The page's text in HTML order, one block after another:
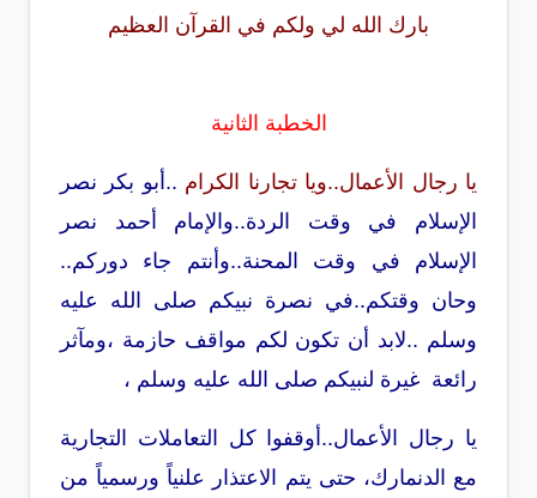
بارك الله لي ولكم في القرآن العظيم
الخطبة الثانية
يا رجال الأعمال..ويا تجارنا الكرام ..أبو بكر نصر
الإسلام في وقت الردة..والإمام أحمد نصر
الإسلام في وقت المحنة..وأنتم جاء دوركم..
وحان وقتكم..في نصرة نبيكم صلى الله عليه
وسلم ..لابد أن تكون لكم مواقف حازمة ،ومآثر
رائعة غيرة لنبيكم صلى الله عليه وسلم ،
يا رجال الأعمال..أوقفوا كل التعاملات التجارية
مع الدنمارك، حتى يتم الاعتذار علنياً ورسمياً من